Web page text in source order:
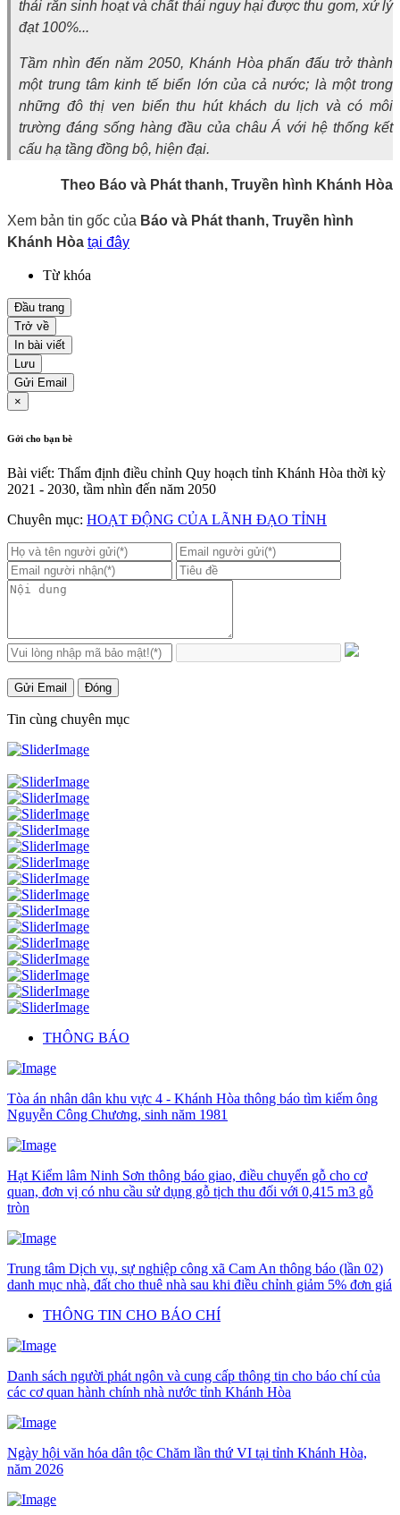
thải rắn sinh hoạt và chất thải nguy hại được thu gom, xử lý
đạt 100%...
Tầm nhìn đến năm 2050, Khánh Hòa phấn đấu trở thành
một trung tâm kinh tế biển lớn của cả nước; là một trong
những đô thị ven biển thu hút khách du lịch và có môi
trường đáng sống hàng đầu của châu Á với hệ thống kết
cấu hạ tầng đồng bộ, hiện đại.
Theo Báo và Phát thanh, Truyền hình Khánh Hòa
Xem bản tin gốc của Báo và Phát thanh, Truyền hình
Khánh Hòa tại đây
Từ khóa
Đầu trang
Trở về
In bài viết
Lưu
Gửi Email
×
Gởi cho bạn bè
Bài viết: Thẩm định điều chỉnh Quy hoạch tỉnh Khánh Hòa thời kỳ
2021 - 2030, tầm nhìn đến năm 2050
Chuyên mục: HOẠT ĐỘNG CỦA LÃNH ĐẠO TỈNH
Gửi Email Đóng
Tin cùng chuyên mục
THÔNG BÁO
Tòa án nhân dân khu vực 4 - Khánh Hòa thông báo tìm kiếm ông
Nguyễn Công Chương, sinh năm 1981
Hạt Kiểm lâm Ninh Sơn thông báo giao, điều chuyển gỗ cho cơ
quan, đơn vị có nhu cầu sử dụng gỗ tịch thu đối với 0,415 m3 gỗ
tròn
Trung tâm Dịch vụ, sự nghiệp công xã Cam An thông báo (lần 02)
danh mục nhà, đất cho thuê nhà sau khi điều chỉnh giảm 5% đơn giá
THÔNG TIN CHO BÁO CHÍ
Danh sách người phát ngôn và cung cấp thông tin cho báo chí của
các cơ quan hành chính nhà nước tỉnh Khánh Hòa
Ngày hội văn hóa dân tộc Chăm lần thứ VI tại tỉnh Khánh Hòa,
năm 2026